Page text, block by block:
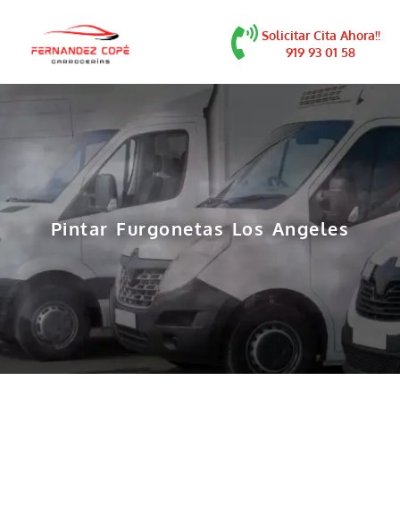
Solicitar Cita Ahora!!
919 93 01 58
Pintar Furgonetas Los Angeles